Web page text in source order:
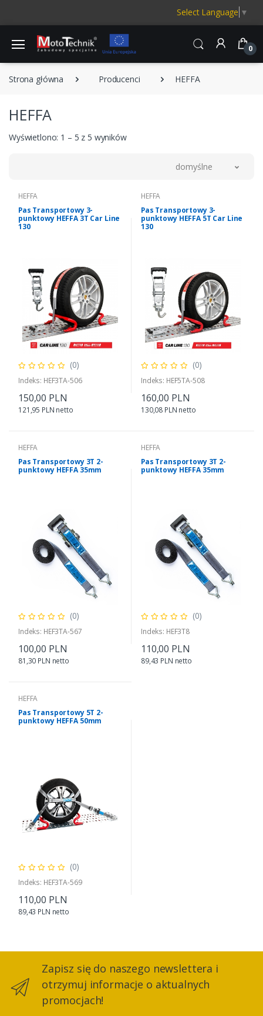
Select Language ▼
0
Strona główna Producenci HEFFA
HEFFA
Wyświetlono: 1 – 5 z 5 wyników
domyślne
HEFFA
Pas Transportowy 3-
punktowy HEFFA 3T Car Line
130
(0)
Indeks: HEF3TA-506
150,00 PLN
121,95 PLN netto
HEFFA
Pas Transportowy 3-
punktowy HEFFA 5T Car Line
130
(0)
Indeks: HEF5TA-508
160,00 PLN
130,08 PLN netto
HEFFA
Pas Transportowy 3T 2-
punktowy HEFFA 35mm
(0)
Indeks: HEF3TA-567
100,00 PLN
81,30 PLN netto
HEFFA
Pas Transportowy 3T 2-
punktowy HEFFA 35mm
(0)
Indeks: HEF3T8
110,00 PLN
89,43 PLN netto
HEFFA
Pas Transportowy 5T 2-
punktowy HEFFA 50mm
(0)
Indeks: HEF3TA-569
110,00 PLN
89,43 PLN netto
Zapisz się do naszego newslettera i
otrzymuj informacje o aktualnych
promocjach!